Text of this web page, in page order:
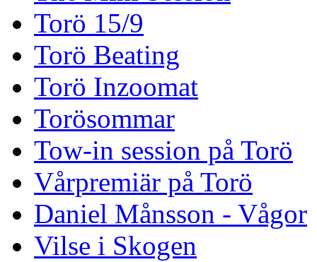
Torö 15/9
Torö Beating
Torö Inzoomat
Torösommar
Tow-in session på Torö
Vårpremiär på Torö
Daniel Månsson - Vågor
Vilse i Skogen